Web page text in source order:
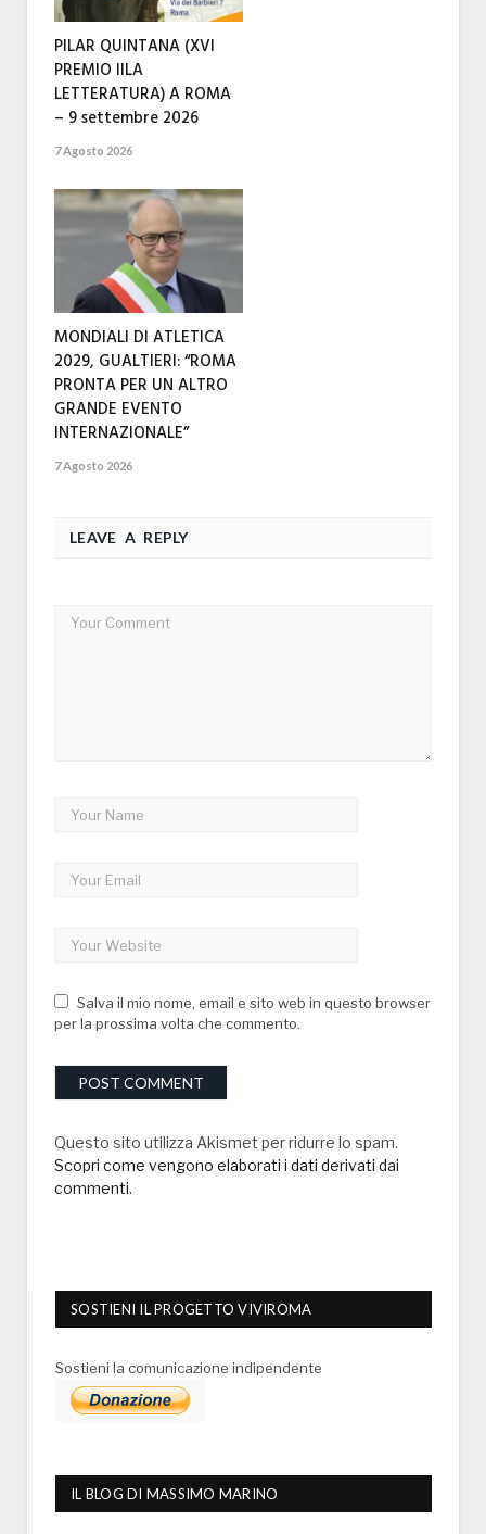
PILAR QUINTANA (XVI
PREMIO IILA
LETTERATURA) A ROMA
– 9 settembre 2026
7 Agosto 2026
MONDIALI DI ATLETICA
2029, GUALTIERI: “ROMA
PRONTA PER UN ALTRO
GRANDE EVENTO
INTERNAZIONALE”
7 Agosto 2026
LEAVE A REPLY
Salva il mio nome, email e sito web in questo browser
per la prossima volta che commento.
Questo sito utilizza Akismet per ridurre lo spam.
Scopri come vengono elaborati i dati derivati dai
commenti.
SOSTIENI IL PROGETTO VIVIROMA
Sostieni la comunicazione indipendente
IL BLOG DI MASSIMO MARINO